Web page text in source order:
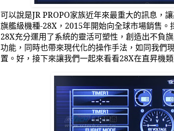
可以說是JR PROPO家族近年來最重大的訊息，
旗艦級機種-28X ， 2015年開始向全球市場銷售。
28X充分運用了系統的靈活可塑性，創造出不負
功能，同時也帶來現代化的操作手法，如同我們
置。好，接下來讓我們一起來看看28X在直昇機